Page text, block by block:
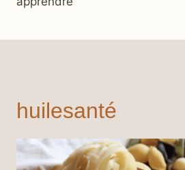
huilesanté